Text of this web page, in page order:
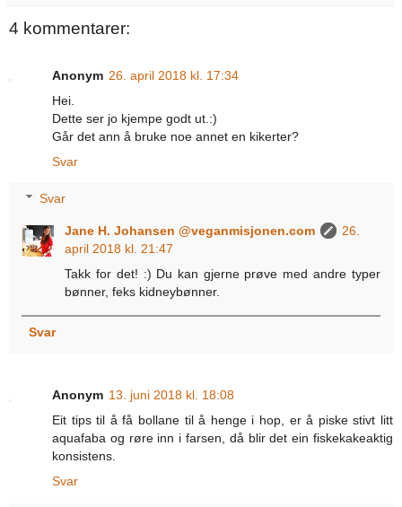
4 kommentarer:
Anonym 26. april 2018 kl. 17:34
Hei.
Dette ser jo kjempe godt ut.:)
Går det ann å bruke noe annet en kikerter?
Svar
Svar
Jane H. Johansen @veganmisjonen.com
26.
april 2018 kl. 21:47
Takk for det! :) Du kan gjerne prøve med andre typer
bønner, feks kidneybønner.
Svar
Anonym 13. juni 2018 kl. 18:08
Eit tips til å få bollane til å henge i hop, er å piske stivt litt
aquafaba og røre inn i farsen, då blir det ein fiskekakeaktig
konsistens.
Svar